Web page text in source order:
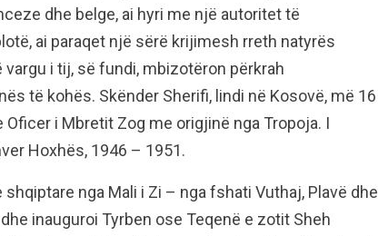
dhe belge, ai hyri me një autoritet të
ai paraqet një sërë krijimesh rreth natyrës
i tij, së fundi, mbizotëron përkrah
të kohës. Skënder Sherifi, lindi në Kosovë, më 16
i Mbretit Zog me origjinë nga Tropoja. I
Hoxhës, 1946 – 1951.
nga Mali i Zi – nga fshati Vuthaj, Plavë dhe
inauguroi Tyrben ose Teqenë e zotit Sheh